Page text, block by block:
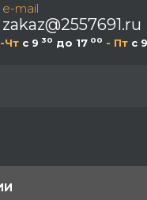
e-mail
zakaz@2557691.ru
Чт c 9 30 до 17 00 - Пт c 9